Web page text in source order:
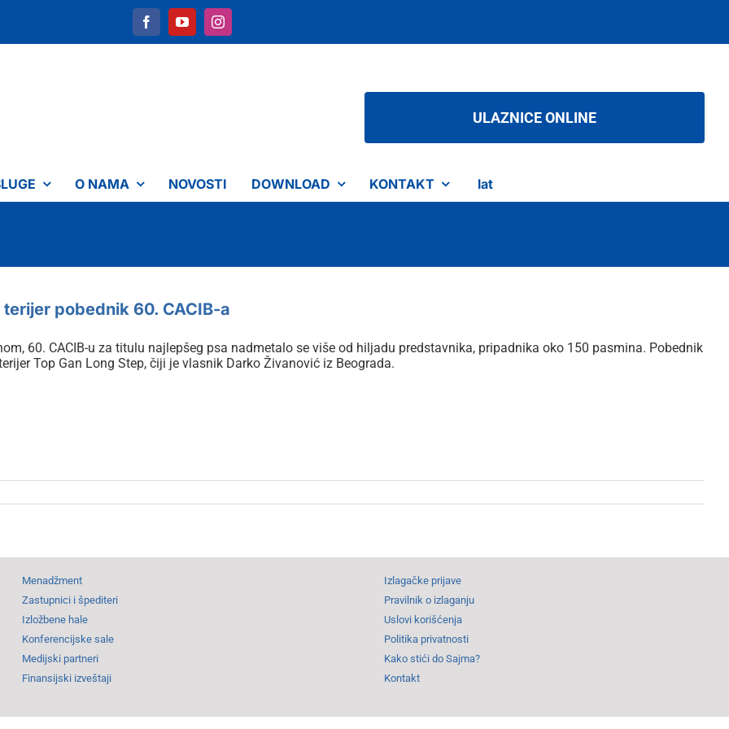
ULAZNICE ONLINE
O NAMA NOVOSTI DOWNLOAD KONTAKT lat
pobednik 60. CACIB-a
60. CACIB-u za titulu najlepšeg psa nadmetalo se više od hiljadu predstavnika, pripadnika oko 150 pasmina. Pobednik
Top Gan Long Step, čiji je vlasnik Darko Živanović iz Beograda.
Menadžment
Zastupnici i špediteri
Izložbene hale
Konferencijske sale
Medijski partneri
Finansijski izveštaji
Izlagačke prijave
Pravilnik o izlaganju
Uslovi korišćenja
Politika privatnosti
Kako stići do Sajma?
Kontakt